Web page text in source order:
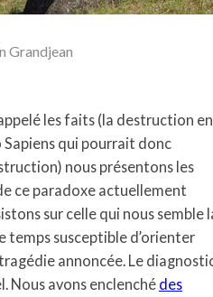
Grandjean
les faits (la destruction en
qui pourrait donc
nous présentons les
ce paradoxe actuellement
sur celle qui nous semble
temps susceptible d’orienter
annoncée. Le
Nous avons enclenché des